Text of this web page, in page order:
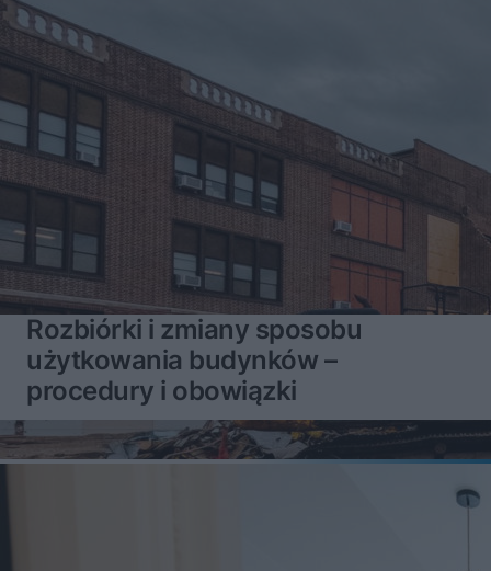
Rozbiórki i zmiany sposobu
użytkowania budynków –
procedury i obowiązki